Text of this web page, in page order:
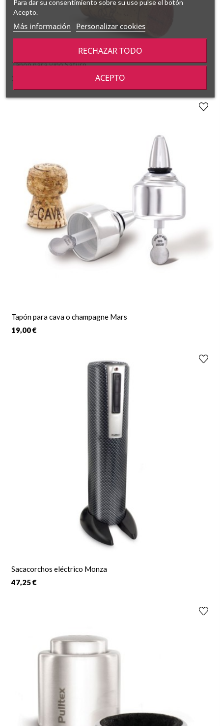
Tapón para vino Saturn
16,69 €
Tapón para cava o champagne Mars
19,00 €
Sacacorchos eléctrico Monza
47,25 €
Para dar su consentimiento sobre su uso pulse el botón
Acepto.
Más información Personalizar cookies
RECHAZAR TODO
ACEPTO